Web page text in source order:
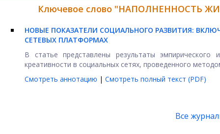
Ключевое слово "НАПОЛНЕННОСТЬ
НОВЫЕ ПОКАЗАТЕЛИ СОЦИАЛЬНОГО РАЗВИТИЯ:
СЕТЕВЫХ ПЛАТФОРМАХ
В статье представлены результаты эмпирического
креативности в социальных сетях, проведенного
Смотреть аннотацию | Смотреть полный текст (PDF)
Все